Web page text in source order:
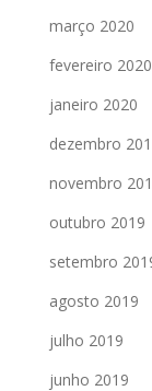
março 2020
fevereiro 2020
janeiro 2020
dezembro
novembro
outubro 2019
setembro
agosto 2019
julho 2019
junho 2019